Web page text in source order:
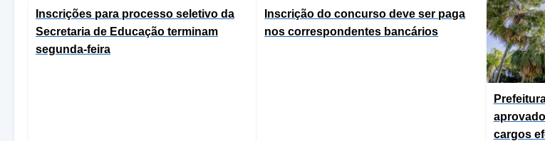
Inscrições para processo seletivo da
Secretaria de Educação terminam
segunda-feira
Inscrição do concurso deve ser paga
nos correspondentes bancários
cargos